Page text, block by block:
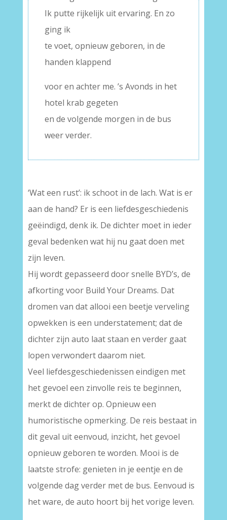
Ik putte rijkelijk uit ervaring. En zo
ging ik
te voet, opnieuw geboren, in de
handen klappend
voor en achter me. ’s Avonds in het
hotel krab gegeten
en de volgende morgen in de bus
weer verder.
‘Wat een rust’: ik schoot in de lach. Wat is er
aan de hand? Er is een liefdesgeschiedenis
geëindigd, denk ik. De dichter moet in ieder
geval bedenken wat hij nu gaat doen met
zijn leven.
Hij wordt gepasseerd door snelle BYD’s, de
afkorting voor Build Your Dreams. Dat
dromen van dat allooi een beetje verveling
opwekken is een understatement; dat de
dichter zijn auto laat staan en verder gaat
lopen verwondert daarom niet.
Veel liefdesgeschiedenissen eindigen met
het gevoel een zinvolle reis te beginnen,
merkt de dichter op. Opnieuw een
humoristische opmerking. De reis bestaat in
dit geval uit eenvoud, inzicht, het gevoel
opnieuw geboren te worden. Mooi is de
laatste strofe: genieten in je eentje en de
volgende dag verder met de bus. Eenvoud is
het ware, de auto hoort bij het vorige leven.